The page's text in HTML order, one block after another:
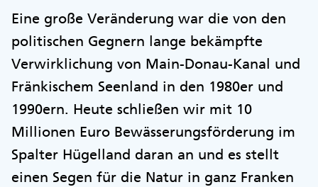
Eine große Veränderung war die von den
politischen Gegnern lange bekämpfte
Verwirklichung von Main-Donau-Kanal und
Fränkischem Seenland in den 1980er und
1990ern. Heute schließen wir mit 10
Millionen Euro Bewässerungsförderung im
Spalter Hügelland daran an und es stellt
einen Segen für die Natur in ganz Franken